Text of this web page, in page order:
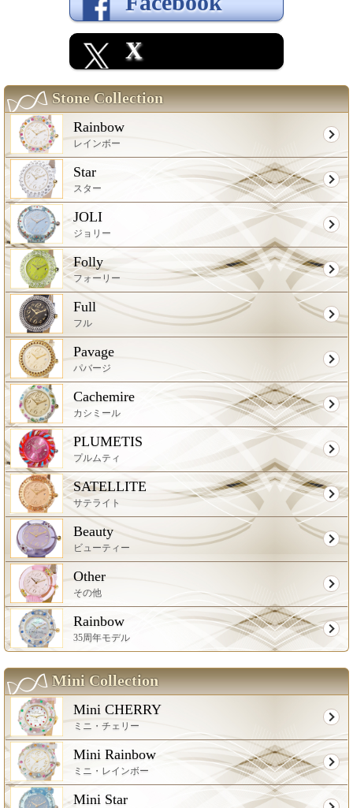
X
Stone Collection
Rainbow
レインボー
Star
スター
JOLI
ジョリー
Folly
フォーリー
Full
フル
Pavage
パバージ
Cachemire
カシミール
PLUMETIS
プルムティ
SATELLITE
サテライト
Beauty
ビューティー
Other
その他
Rainbow
35周年モデル
Mini Collection
Mini CHERRY
ミニ・チェリー
Mini Rainbow
ミニ・レインボー
Mini Star